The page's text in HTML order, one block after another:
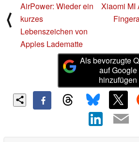
⟨
AirPower: Wieder ein
kurzes
Lebenszeichen von
Apples Ladematte
Xiaomi MI
Als bevorzugte
auf Google
hinzufügen